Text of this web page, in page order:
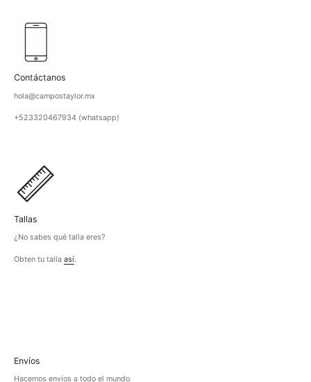
Contáctanos
hola@campostaylor.mx
+523320467934 (whatsapp)
Tallas
¿No sabes qué talla eres?
Obten tu talla así.
Envíos
Hacemos envíos a todo el mundo